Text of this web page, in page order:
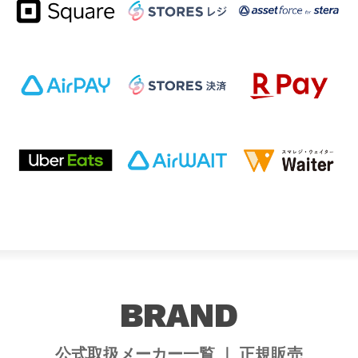
BRAND
公式取扱メーカー一覧 ｜ 正規販売